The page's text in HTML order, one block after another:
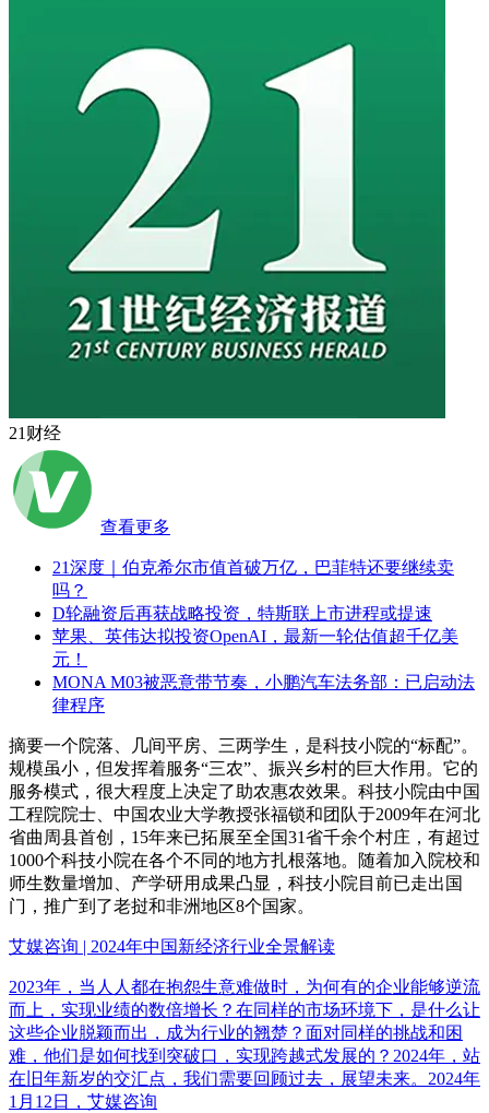
21财经
查看更多
21深度｜伯克希尔市值首破万亿，巴菲特还要继续卖
吗？
D轮融资后再获战略投资，特斯联上市进程或提速
苹果、英伟达拟投资OpenAI，最新一轮估值超千亿美
元！
MONA M03被恶意带节奏，小鹏汽车法务部：已启动法
律程序
摘要一个院落、几间平房、三两学生，是科技小院的“标配”。
规模虽小，但发挥着服务“三农”、振兴乡村的巨大作用。它的
服务模式，很大程度上决定了助农惠农效果。科技小院由中国
工程院院士、中国农业大学教授张福锁和团队于2009年在河北
省曲周县首创，15年来已拓展至全国31省千余个村庄，有超过
1000个科技小院在各个不同的地方扎根落地。随着加入院校和
师生数量增加、产学研用成果凸显，科技小院目前已走出国
门，推广到了老挝和非洲地区8个国家。
艾媒咨询 | 2024年中国新经济行业全景解读
2023年，当人人都在抱怨生意难做时，为何有的企业能够逆流
而上，实现业绩的数倍增长？在同样的市场环境下，是什么让
这些企业脱颖而出，成为行业的翘楚？面对同样的挑战和困
难，他们是如何找到突破口，实现跨越式发展的？2024年，站
在旧年新岁的交汇点，我们需要回顾过去，展望未来。2024年
1月12日，艾媒咨询